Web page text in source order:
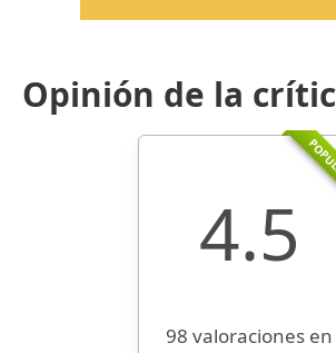
Opinión de la
4.5
98 valoraciones en